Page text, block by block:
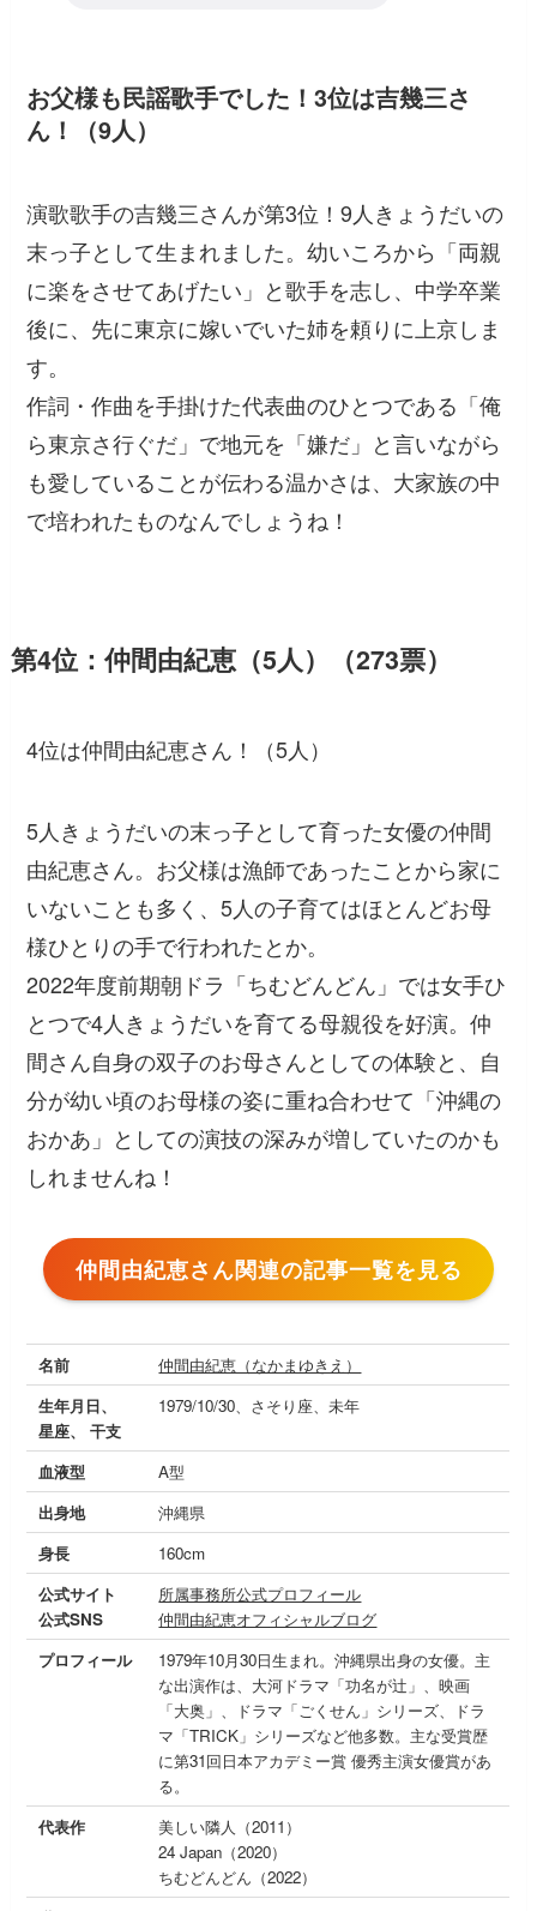
お父様も民謡歌手でした！3位は吉幾三さ
ん！（9人）
演歌歌手の吉幾三さんが第3位！9人きょうだいの
末っ子として生まれました。幼いころから「両親
に楽をさせてあげたい」と歌手を志し、中学卒業
後に、先に東京に嫁いでいた姉を頼りに上京しま
す。
作詞・作曲を手掛けた代表曲のひとつである「俺
ら東京さ行ぐだ」で地元を「嫌だ」と言いながら
も愛していることが伝わる温かさは、大家族の中
で培われたものなんでしょうね！
第4位：仲間由紀恵（5人）（273票）
4位は仲間由紀恵さん！（5人）
5人きょうだいの末っ子として育った女優の仲間
由紀恵さん。お父様は漁師であったことから家に
いないことも多く、5人の子育てはほとんどお母
様ひとりの手で行われたとか。
2022年度前期朝ドラ「ちむどんどん」では女手ひ
とつで4人きょうだいを育てる母親役を好演。仲
間さん自身の双子のお母さんとしての体験と、自
分が幼い頃のお母様の姿に重ね合わせて「沖縄の
おかあ」としての演技の深みが増していたのかも
しれませんね！
仲間由紀恵さん関連の記事一覧を見る
名前
仲間由紀恵（なかまゆきえ）
生年月日、
星座、 干支
1979/10/30、さそり座、未年
血液型
A型
出身地
沖縄県
身長
160cm
公式サイト
公式SNS
所属事務所公式プロフィール
仲間由紀恵オフィシャルブログ
プロフィール
1979年10月30日生まれ。沖縄県出身の女優。主
な出演作は、大河ドラマ「功名が辻」、映画
「大奥」、ドラマ「ごくせん」シリーズ、ドラ
マ「TRICK」シリーズなど他多数。主な受賞歴
に第31回日本アカデミー賞 優秀主演女優賞があ
る。
代表作
美しい隣人（2011）
24 Japan（2020）
ちむどんどん（2022）